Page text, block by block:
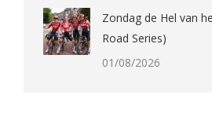
Zondag de Hel van
Road Series)
01/08/2026